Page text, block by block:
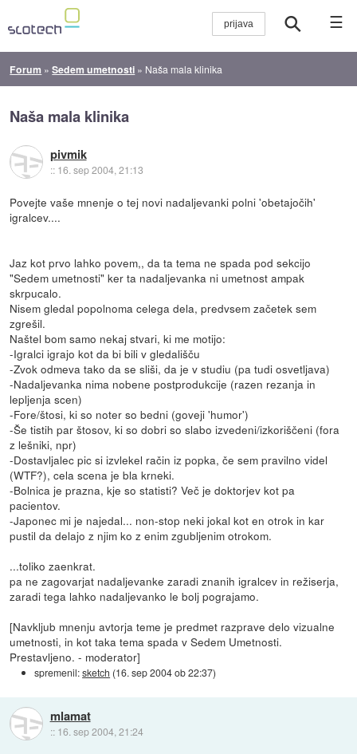
☰
Forum »Sedem umetnosti » Naša mala klinika
Naša mala klinika
pivmik
:: 16. sep 2004, 21:13
Povejte vaše mnenje o tej novi nadaljevanki polni 'obetajočih'
igralcev....
Jaz kot prvo lahko povem,, da ta tema ne spada pod sekcijo
"Sedem umetnosti" ker ta nadaljevanka ni umetnost ampak
skrpucalo.
Nisem gledal popolnoma celega dela, predvsem začetek sem
zgrešil.
Naštel bom samo nekaj stvari, ki me motijo:
-Igralci igrajo kot da bi bili v gledališču
-Zvok odmeva tako da se sliši, da je v studiu (pa tudi osvetljava)
-Nadaljevanka nima nobene postprodukcije (razen rezanja in
lepljenja scen)
-Fore/štosi, ki so noter so bedni (goveji 'humor')
-Še tistih par štosov, ki so dobri so slabo izvedeni/izkoriščeni (fora
z lešniki, npr)
-Dostavljalec pic si izvlekel račin iz popka, če sem pravilno videl
(WTF?), cela scena je bla krneki.
-Bolnica je prazna, kje so statisti? Več je doktorjev kot pa
pacientov.
-Japonec mi je najedal... non-stop neki jokal kot en otrok in kar
pustil da delajo z njim ko z enim zgubljenim otrokom.
...toliko zaenkrat.
pa ne zagovarjat nadaljevanke zaradi znanih igralcev in režiserja,
zaradi tega lahko nadaljevanko le bolj pograjamo.
[Navkljub mnenju avtorja teme je predmet razprave delo vizualne
umetnosti, in kot taka tema spada v Sedem Umetnosti.
Prestavljeno. - moderator]
spremenil:sketch (16. sep 2004 ob 22:37)
mlamat
:: 16. sep 2004, 21:24